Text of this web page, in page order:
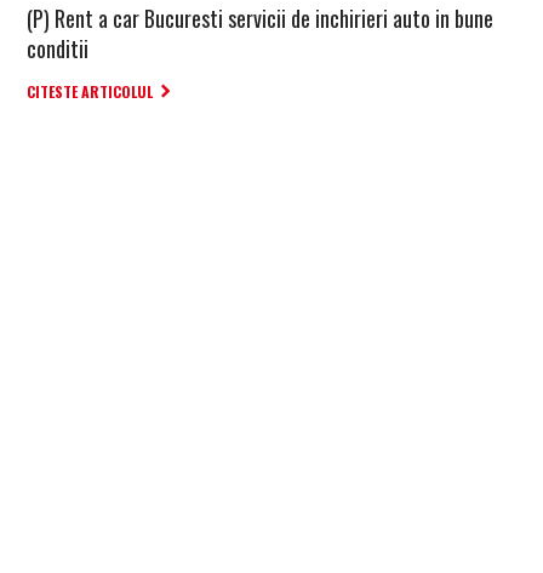
(P) Rent a car Bucuresti servicii de inchirieri auto in bune
conditii
CITESTE ARTICOLUL